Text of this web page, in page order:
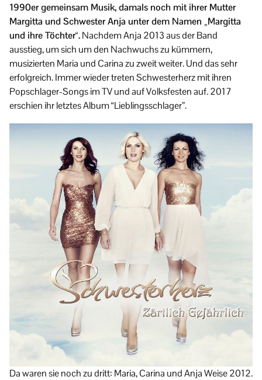
1990er gemeinsam Musik, damals noch mit ihrer Mutter
Margitta und Schwester Anja unter dem Namen „Margitta
und ihre Töchter“.Nachdem Anja 2013 aus der Band
ausstieg, um sich um den Nachwuchs zu kümmern,
musizierten Maria und Carina zu zweit weiter. Und das sehr
erfolgreich. Immer wieder treten Schwesterherz mit ihren
Popschlager-Songs im TV und auf Volksfesten auf. 2017
erschien ihr letztes Album “Lieblingsschlager”.
Da waren sie noch zu dritt: Maria, Carina und Anja Weise 2012.